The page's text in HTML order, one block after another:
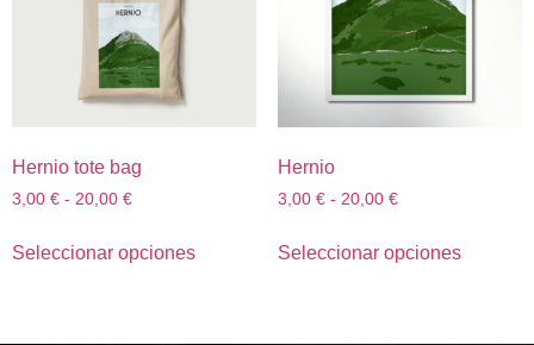
Hernio tote bag
3,00 € - 20,00 €
Seleccionar opciones
Hernio
3,00 € - 20,00 €
Seleccionar opciones